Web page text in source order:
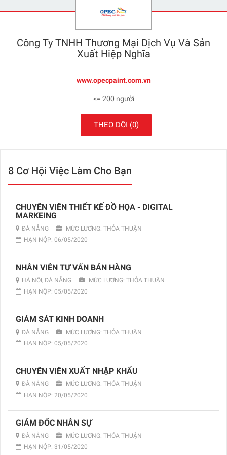
Công Ty TNHH Thương Mại Dịch Vụ Và Sản
Xuất Hiệp Nghĩa
www.opecpaint.com.vn
<= 200 người
THEO DÕI (0)
8 Cơ Hội Việc Làm Cho Bạn
CHUYÊN VIÊN THIẾT KẾ ĐỒ HỌA - DIGITAL
MARKEING
ĐÀ NẴNG
MỨC LƯƠNG: THỎA THUẬN
HẠN NỘP: 06/05/2020
NHÂN VIÊN TƯ VẤN BÁN HÀNG
HÀ NỘI, ĐÀ NẴNG
MỨC LƯƠNG: THỎA THUẬN
HẠN NỘP: 05/05/2020
GIÁM SÁT KINH DOANH
ĐÀ NẴNG
MỨC LƯƠNG: THỎA THUẬN
HẠN NỘP: 05/05/2020
CHUYÊN VIÊN XUẤT NHẬP KHẨU
ĐÀ NẴNG
MỨC LƯƠNG: THỎA THUẬN
HẠN NỘP: 20/05/2020
GIÁM ĐỐC NHÂN SỰ
ĐÀ NẴNG
MỨC LƯƠNG: THỎA THUẬN
HẠN NỘP: 31/05/2020